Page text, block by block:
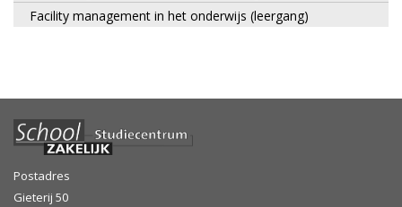
Facility management in het onderwijs (leergang)
Postadres
Gieterij 50